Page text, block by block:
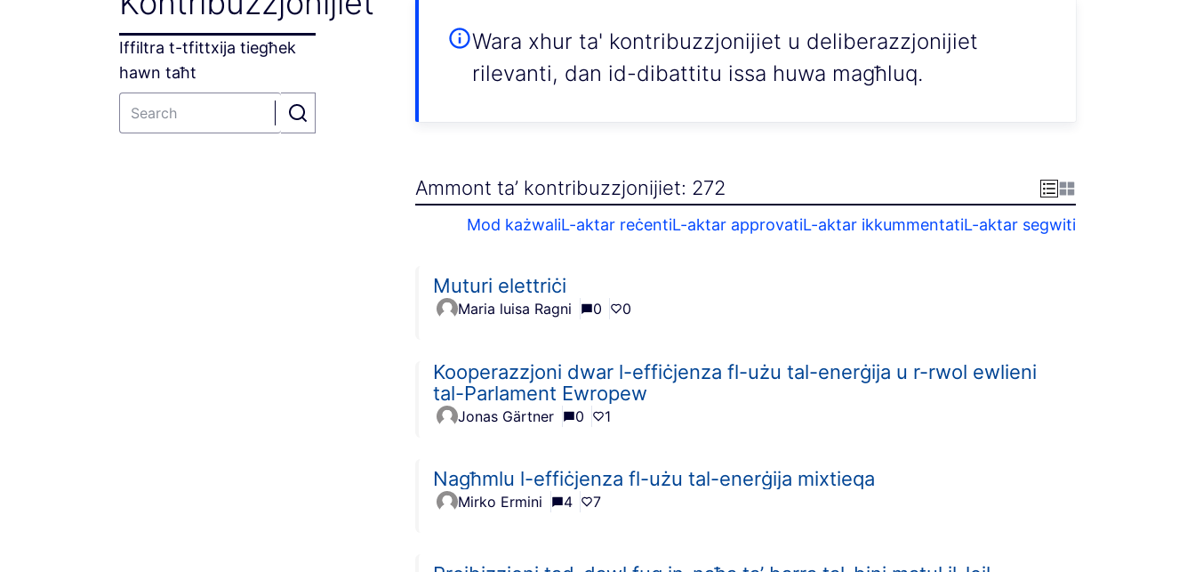
Iffiltra t-tfittxija tiegħek
hawn taħt
Wara xhur ta' kontribuzzjonijiet u deliberazzjonijiet
rilevanti, dan id-dibattitu issa huwa magħluq.
Ammont ta’ kontribuzzjonijiet: 272
Mod każwaliL-aktar reċentiL-aktar approvatiL-aktar ikkummentatiL-aktar segwiti
Muturi elettriċi
Maria luisa Ragni 0 0
Kooperazzjoni dwar l-effiċjenza fl-użu tal-enerġija u r-rwol ewlieni
tal-Parlament Ewropew
Jonas Gärtner 0 1
Nagħmlu l-effiċjenza fl-użu tal-enerġija mixtieqa
Mirko Ermini 4 7